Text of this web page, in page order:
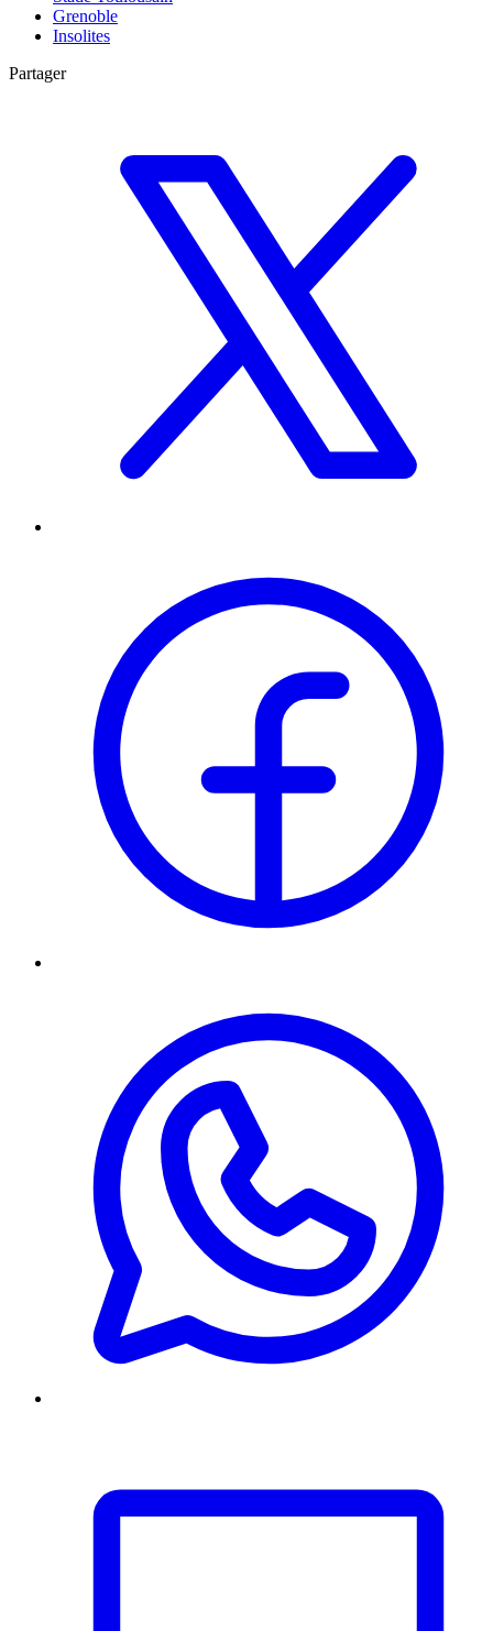
Grenoble
Insolites
Partager